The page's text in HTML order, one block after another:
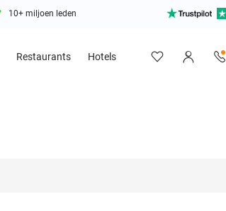
10+ miljoen leden
Restaurants Hotels